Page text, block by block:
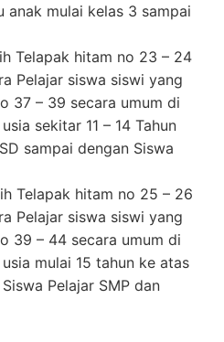
anak mulai kelas 3 sampai
Telapak hitam no 23 – 24
Pelajar siswa siswi yang
37 – 39 secara umum di
sekitar 11 – 14 Tahun
sampai dengan Siswa
Telapak hitam no 25 – 26
Pelajar siswa siswi yang
39 – 44 secara umum di
mulai 15 tahun ke atas
Pelajar SMP dan